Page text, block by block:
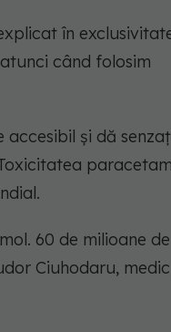
în
când folosim
și dă
60 de milioane de
Ciuhodaru,